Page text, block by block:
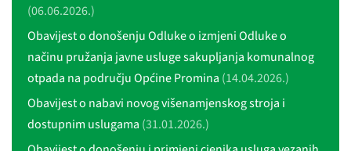
(06.06.2026.)
Obavijest o donošenju Odluke o izmjeni Odluke o
načinu pružanja javne usluge sakupljanja komunalnog
otpada na području Općine Promina (14.04.2026.)
Obavijest o nabavi novog višenamjenskog stroja i
dostupnim uslugama (31.01.2026.)